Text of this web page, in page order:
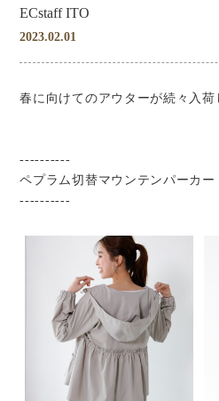
ECstaff ITO
2023.02.01
春に向けてのアウターが続々入荷
----------
ペプラム切替マウンテンパーカー
----------